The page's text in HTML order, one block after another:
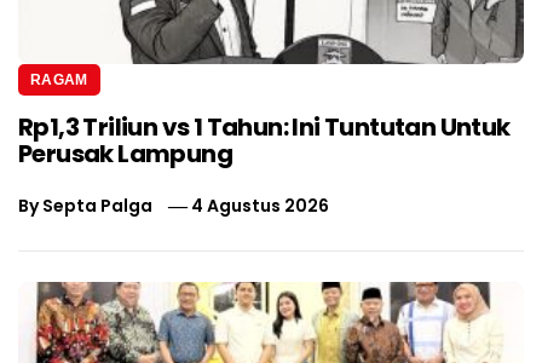
RAGAM
Rp1,3 Triliun vs 1 Tahun: Ini Tuntutan Untuk
Perusak Lampung
BySepta Palga 4 Agustus 2026